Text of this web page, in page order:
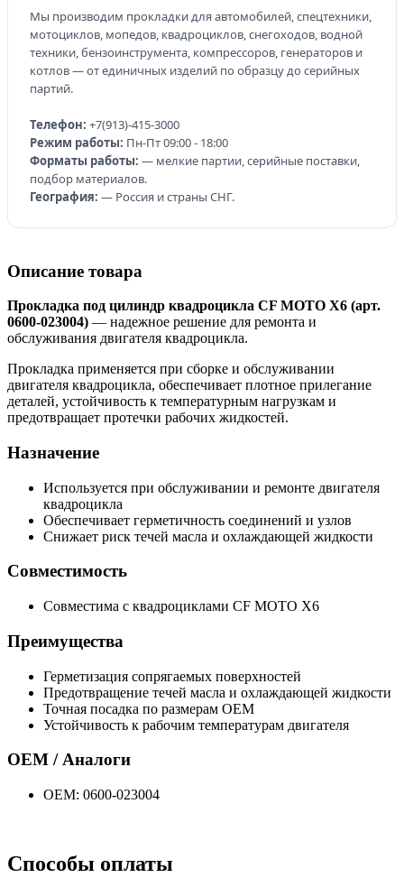
Мы производим прокладки для автомобилей, спецтехники,
мотоциклов, мопедов, квадроциклов, снегоходов, водной
техники, бензоинструмента, компрессоров, генераторов и
котлов — от единичных изделий по образцу до серийных
партий.
Телефон: +7(913)-415-3000
Режим работы: Пн-Пт 09:00 - 18:00
Форматы работы: — мелкие партии, серийные поставки,
подбор материалов.
География: — Россия и страны СНГ.
Описание товара
Прокладка под цилиндр квадроцикла CF MOTO X6 (арт.
0600-023004) — надежное решение для ремонта и
обслуживания двигателя квадроцикла.
Прокладка применяется при сборке и обслуживании
двигателя квадроцикла, обеспечивает плотное прилегание
деталей, устойчивость к температурным нагрузкам и
предотвращает протечки рабочих жидкостей.
Назначение
Используется при обслуживании и ремонте двигателя
квадроцикла
Обеспечивает герметичность соединений и узлов
Снижает риск течей масла и охлаждающей жидкости
Совместимость
Совместима с квадроциклами CF MOTO X6
Преимущества
Герметизация сопрягаемых поверхностей
Предотвращение течей масла и охлаждающей жидкости
Точная посадка по размерам OEM
Устойчивость к рабочим температурам двигателя
OEM / Аналоги
OEM: 0600-023004
Способы оплаты